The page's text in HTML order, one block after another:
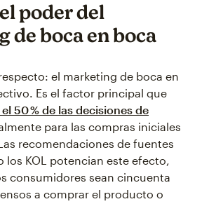
poder del
de boca en boca
el marketing de boca en
Es el factor principal que
50 % de las decisiones de
para las compras iniciales
recomendaciones de fuentes
los KOL potencian este efecto,
consumidores sean cincuenta
a comprar el producto o